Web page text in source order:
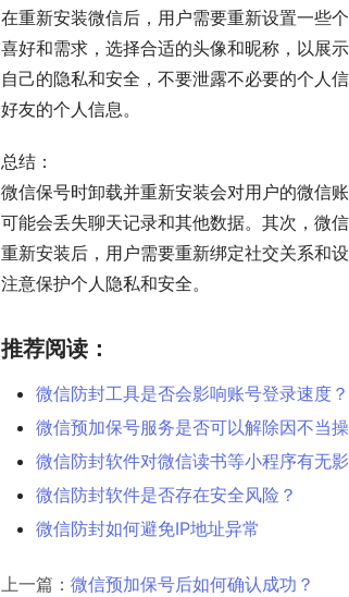
在重新安装微信后，用户需要重新设置一些
喜好和需求，选择合适的头像和昵称，以展
自己的隐私和安全，不要泄露不必要的个人
好友的个人信息。
总结：
微信保号时卸载并重新安装会对用户的微信
可能会丢失聊天记录和其他数据。其次，微
重新安装后，用户需要重新绑定社交关系和
注意保护个人隐私和安全。
推荐阅读：
微信防封工具是否会影响账号登录速度？
微信预加保号服务是否可以解除因不当
微信防封软件对微信读书等小程序有无
微信防封软件是否存在安全风险？
微信防封如何避免IP地址异常
上一篇： 微信预加保号后如何确认成功？